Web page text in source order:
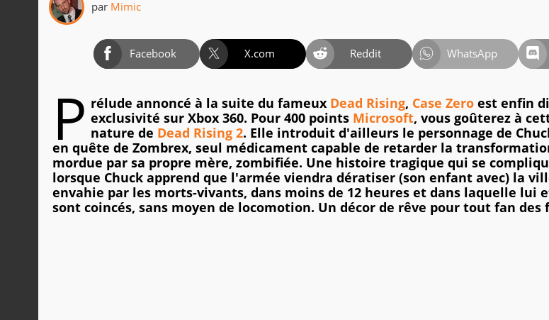
par Mimic
Facebook X.com Reddit WhatsApp
P rélude annoncé à la suite du fameux Dead Rising, Case Zero est enfin
exclusivité sur Xbox 360. Pour 400 points Microsoft, vous goûterez à
nature de Dead Rising 2. Elle introduit d'ailleurs le personnage de
en quête de Zombrex, seul médicament capable de retarder la
mordue par sa propre mère, zombifiée. Une histoire tragique qui se
lorsque Chuck apprend que l'armée viendra dératiser (son enfant avec) la
envahie par les morts-vivants, dans moins de 12 heures et dans laquelle lui
sont coincés, sans moyen de locomotion. Un décor de rêve pour tout fan des